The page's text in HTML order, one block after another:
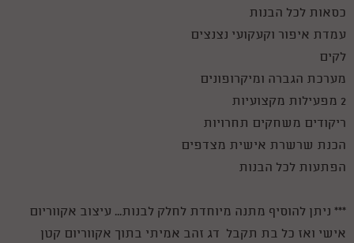
כסאות לכל הבנות
עמדת איפור וקעקועי נצנצים
לקים
מערכת הגברה ומיקרופונים
2 מפעילות מקצועיות
ריקודים משחקים תחרויות
הכנת שרשרת אישית מצדפים
הפתעות לכל הבנות
*** ניתן להוסיף מתנה מיוחדת לחלק לבנות... עיצוב אקווריום
אישי ואז כל בת תקבל דג זהב אמיתי בתוך אקווריום קטן